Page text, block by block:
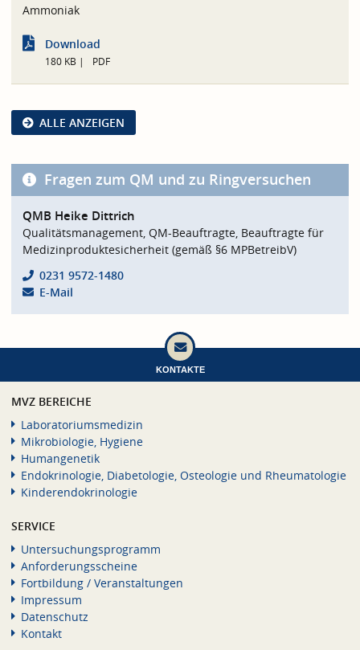
Ammoniak
Download
180 KB PDF
ALLE ANZEIGEN
Fragen zum QM und zu Ringversuchen
QMB Heike Dittrich
Qualitätsmanagement, QM-Beauftragte, Beauftragte für
Medizinproduktesicherheit (gemäß §6 MPBetreibV)
0231 9572-1480
E-Mail
KONTAKTE
MVZ BEREICHE
Laboratoriumsmedizin
Mikrobiologie, Hygiene
Humangenetik
Endokrinologie, Diabetologie, Osteologie und Rheumatologie
Kinderendokrinologie
SERVICE
Untersuchungsprogramm
Anforderungsscheine
Fortbildung / Veranstaltungen
Impressum
Datenschutz
Kontakt